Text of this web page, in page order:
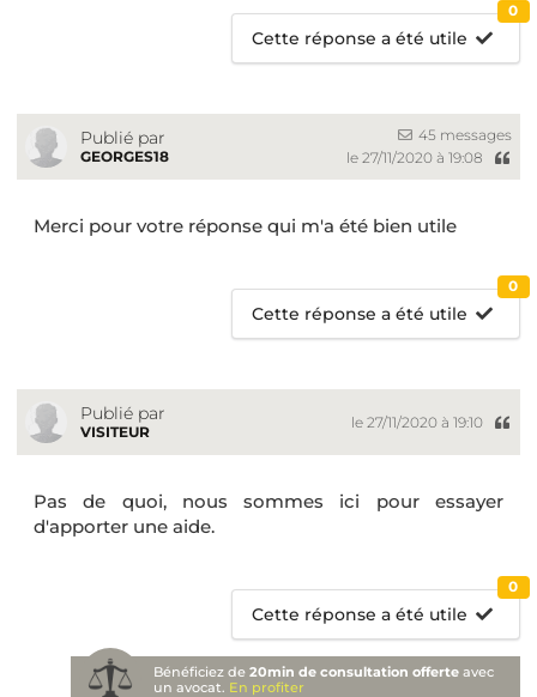
Cette réponse a été utile
0
Publié par
GEORGES18
45 messages
le 27/11/2020 à 19:08
Merci pour votre réponse qui m'a été bien utile
Cette réponse a été utile
0
Publié par
VISITEUR
le 27/11/2020 à 19:10
Pas de quoi, nous sommes ici pour essayer
d'apporter une aide.
Cette réponse a été utile
0
Bénéficiez de20min de consultation offerte avec
un avocat. En profiter